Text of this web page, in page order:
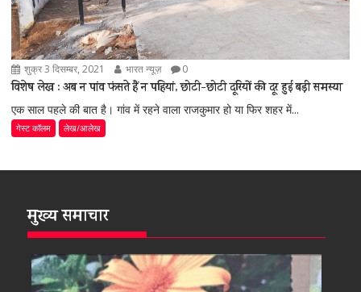
शुक्र 3 दिसम्बर, 2021 भारत न्यूज़ 0
विशेष लेख : अब न पांव फंसते हैं न पहियां, छोटी-छोटी दूरियों की दूर हुई बड़ी समस्या
एक साल पहले की बात है। गांव में रहने वाला राजकुमार हो या फिर शहर में...
गेस्ट कॉलम लेख/आलेख
मुख्य समाचार